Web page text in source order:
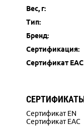
Вес, г:
Тип:
Бренд:
Сертификация:
Сертификат
Сертификат EN
Сертификат EAC